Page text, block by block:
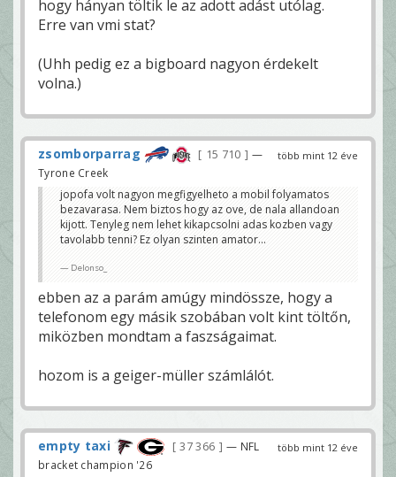
hogy hányan töltik le az adott adást utólag.
Erre van vmi stat?
(Uhh pedig ez a bigboard nagyon érdekelt
volna.)
több mint 12 éve
zsomborparrag 15 710
—
Tyrone Creek
jopofa volt nagyon megfigyelheto a mobil folyamatos
bezavarasa. Nem biztos hogy az ove, de nala allandoan
kijott. Tenyleg nem lehet kikapcsolni adas kozben vagy
tavolabb tenni? Ez olyan szinten amator...
Delonso_
ebben az a parám amúgy mindössze, hogy a
telefonom egy másik szobában volt kint töltőn,
miközben mondtam a faszságaimat.
hozom is a geiger-müller számlálót.
több mint 12 éve
empty taxi 37 366
— NFL
bracket champion '26